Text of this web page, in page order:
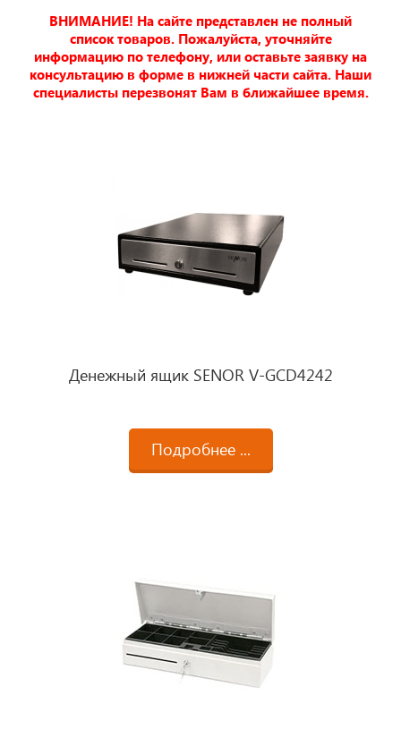
ВНИМАНИЕ! На сайте представлен не полный
список товаров. Пожалуйста, уточняйте
информацию по телефону, или оставьте заявку на
консультацию в форме в нижней части сайта. Наши
специалисты перезвонят Вам в ближайшее время.
Денежный ящик SENOR V-GCD4242
Подробнее ...